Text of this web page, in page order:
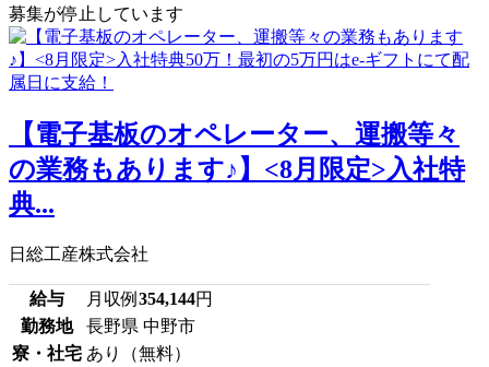
募集が停止しています
【電子基板のオペレーター、運搬等々
の業務もあります♪】<8月限定>入社特
典...
日総工産株式会社
給与 月収例 354,144円
勤務地
長野県 中野市
寮・社宅 あり（無料）